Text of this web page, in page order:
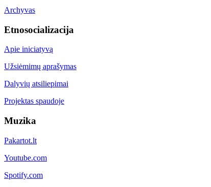
Archyvas
Etnosocializacija
Apie iniciatyvą
Užsiėmimų aprašymas
Dalyvių atsiliepimai
Projektas spaudoje
Muzika
Pakartot.lt
Youtube.com
Spotify.com